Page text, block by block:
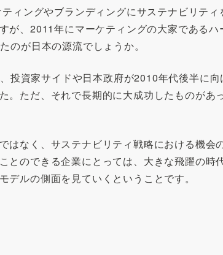
ィングやブランディングにサステナビリティ
が、2011年にマーケティングの大家であるハ
が日本の源流でしょうか。
投資家サイドや日本政府が2010年代後半に向
。ただ、それで長期的に大成功したものがあ
はなく、サステナビリティ戦略における機会
のできる企業にとっては、大きな飛躍の時
ルの側面を見ていくということです。